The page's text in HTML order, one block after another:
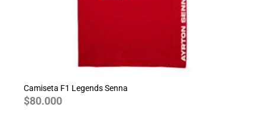
Camiseta F1 Legends Senna
$80.000